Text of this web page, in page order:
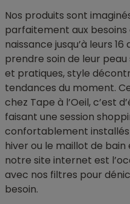
Nos produits sont
parfaitement aux
naissance jusqu’à leurs
prendre soin de leur
et pratiques, style
tendances du moment.
chez Tape à l’Oeil, c’est
faisant une session
confortablement installés
hiver ou le maillot de
notre site internet est
avec nos filtres pour
besoin.